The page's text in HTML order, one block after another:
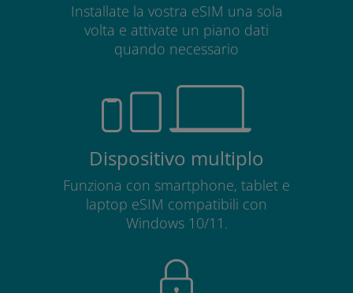
Installate la vostra eSIM una sola
volta e attivate un piano dati
quando necessario
Dispositivo multiplo
Funziona con smartphone, tablet e
laptop eSIM compatibili con
Windows 10/11.